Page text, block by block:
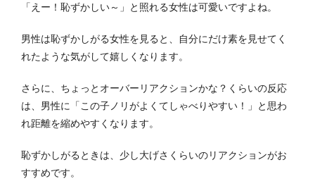
「えー！恥ずかしい～」と照れる女性は可愛いですよね。
男性は恥ずかしがる女性を見ると、自分にだけ素を見せてく
れたような気がして嬉しくなります。
さらに、ちょっとオーバーリアクションかな？くらいの反応
は、男性に「この子ノリがよくてしゃべりやすい！」と思わ
れ距離を縮めやすくなります。
恥ずかしがるときは、少し大げさくらいのリアクションがお
すすめです。